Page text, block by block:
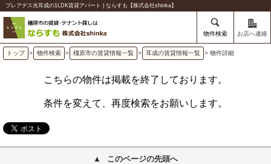
プレアデス光耳成の1LDK賃貸アパート | ならすも【株式会社shinka】
物件検索 お店へ連絡
トップ > 物件検索 > 橿原市の賃貸情報一覧 > 耳成の賃貸情報一覧 > 物件詳細
こちらの物件は掲載を終了しております。
条件を変えて、再度検索をお願いします。
このページの先頭へ